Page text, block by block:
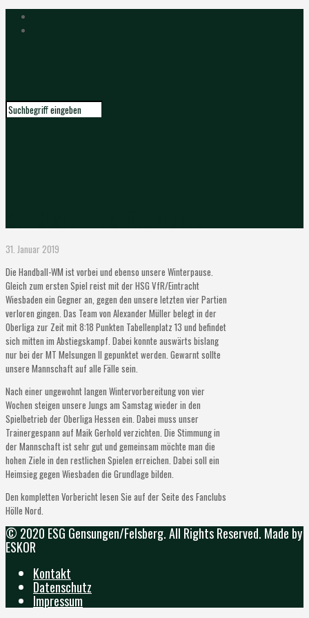
31. Januar 2019
Die Handball-WM ist vorbei und ebenso unsere Winterpause.
Gleich zum ersten Spiel reist mit der HSG VfR/Eintracht
Wiesbaden ein Gegner an, gegen den unsere letzten vier Partien
verloren gingen. Das Team von Alexander Müller belegt in der
Oberliga zur Zeit mit 8:18 Punkten Tabellenplatz 13 und befindet
sich mitten im Abstiegskampf. Dabei konnte auswärts bislang
nur bei der MT Melsungen II gepunktet werden. Gewarnt sollte
unsere Mannschaft auf alle Fälle sein.
Nach einer ungewohnt langen Wintervorbereitung von vier
Wochen steigen unsere Jungs am Samstag wieder in den
Spielbetrieb der Oberliga Hessen ein. Dabei muss unser
Trainergespann auf Maik Gerhold verzichten. Die Stimmung in
der Mannschaft ist sehr gut und gemeinsam möchte man die
hohen Ziele in den restlichen Spielen erreichen. Dabei soll ein
Heimsieg gegen Wiesbaden die Grundlage bilden.
Den kompletten Vorbericht lesen Sie auf der Seite des Fanclubs
Hölle Nord.
© 2020 ESG Gensungen/Felsberg. All Rights Reserved. Made by
ESKOR
Kontakt
Datenschutz
Impressum